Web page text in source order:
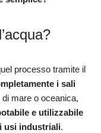
processo tramite il
i sali
mare o oceanica,
e utilizzabile
usi industriali.